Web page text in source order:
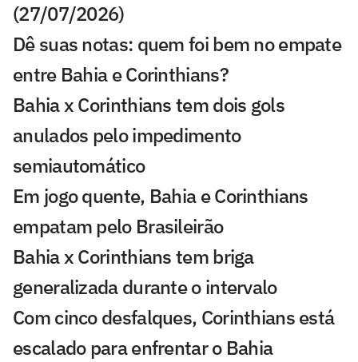
(27/07/2026)
Dê suas notas: quem foi bem no empate
entre Bahia e Corinthians?
Bahia x Corinthians tem dois gols
anulados pelo impedimento
semiautomático
Em jogo quente, Bahia e Corinthians
empatam pelo Brasileirão
Bahia x Corinthians tem briga
generalizada durante o intervalo
Com cinco desfalques, Corinthians está
escalado para enfrentar o Bahia